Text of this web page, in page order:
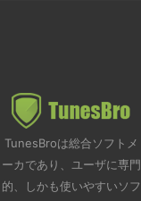
TunesBroは総合ソフトメ
ーカであり、ユーザに専門
的、しかも使いやすいソフ